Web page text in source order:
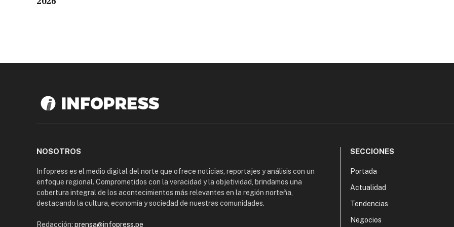
NOSOTROS
Infopress es el medio digital del norte que ofrece noticias, reportajes y análisis con un
enfoque regional. Comprometidos con la veracidad y la objetividad, brindamos una
cobertura integral de los acontecimientos más relevantes en la región norteña,
destacando la cultura, economía y sociedad de nuestras comunidades.
Redacción: prensa@infopress.pe
SECCIONES
Portada
Actualidad
Tendencias
Negocios